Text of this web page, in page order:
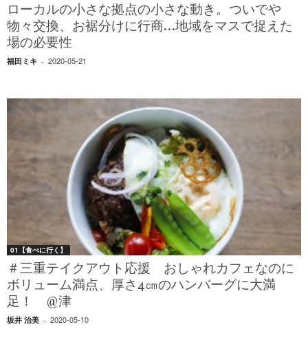
ローカルの小さな拠点の小さな動き。ついでや
物々交換、お裾分けに行商…地域をマスで捉えた
場の必要性
福田ミキ - 2020-05-21
01【食べに行く】
＃三重テイクアウト応援 おしゃれカフェなのに
ボリューム満点、厚さ4㎝のハンバーグに大満
足！ @津
坂井 治美 - 2020-05-10